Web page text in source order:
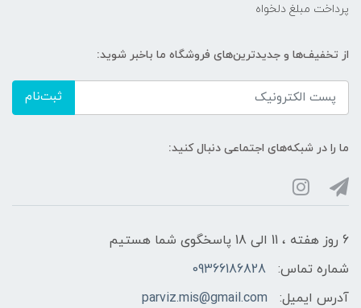
پرداخت مبلغ دلخواه
از تخفیف‌ها و جدیدترین‌های فروشگاه ما باخبر شوید:
ثبت‌نام
ما را در شبکه‌های اجتماعی دنبال کنید:
6 روز هفته ، 11 الی 18 پاسخگوی شما هستیم
شماره تماس:
09366186828
آدرس ایمیل:
parviz.mis@gmail.com